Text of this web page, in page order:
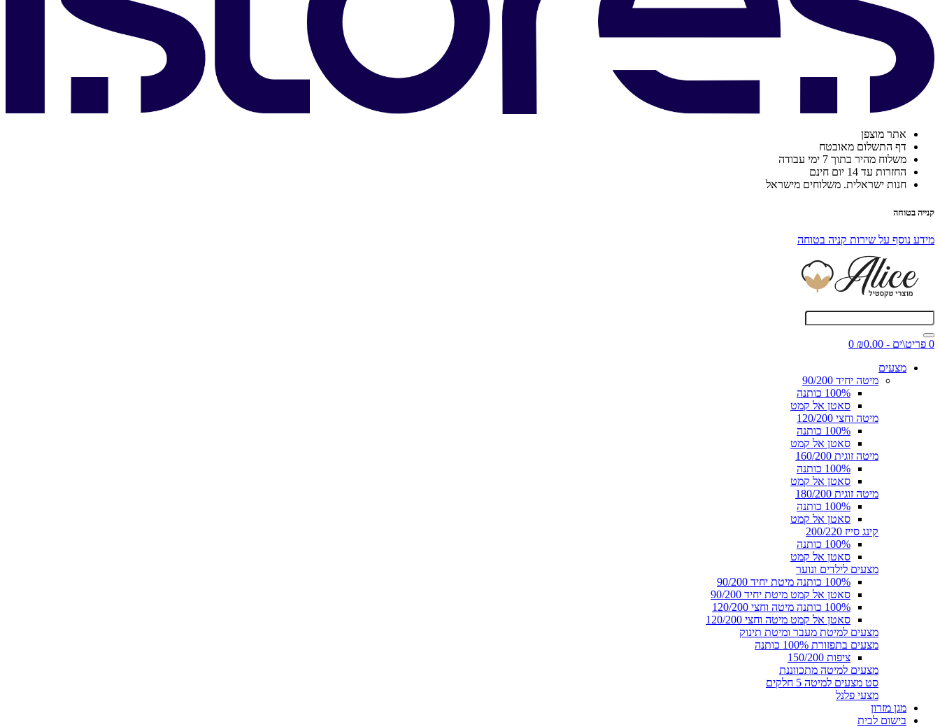
אתר מוצפן
דף התשלום מאובטח
משלוח מהיר בתוך 7 ימי עבודה
החזרות עד 14 יום חינם
חנות ישראלית. משלוחים מישראל
קנייה בטוחה
מידע נוסף על שירות קניה בטוחה
0 פריט\ים - ₪0.00
0
מצעים
מיטה יחיד 90/200
100% כותנה
סאטן אל קמט
מיטה וחצי 120/200
100% כותנה
סאטן אל קמט
מיטה זוגית 160/200
100% כותנה
סאטן אל קמט
מיטה זוגית 180/200
100% כותנה
סאטן אל קמט
קינג סייז 200/220
100% כותנה
סאטן אל קמט
מצעים לילדים ונוער
100% כותנה מיטת יחיד 90/200
סאטן אל קמט מיטת יחיד 90/200
100% כותנה מיטה וחצי 120/200
סאטן אל קמט מיטה וחצי 120/200
מצעים למיטת מעבר ומיטת תינוק
מצעים בתפזורת 100% כותנה
ציפות 150/200
מצעים למיטה מתכווננת
סט מצעים למיטה 5 חלקים
מצעי פלנל
מגן מזרון
בישום לבית